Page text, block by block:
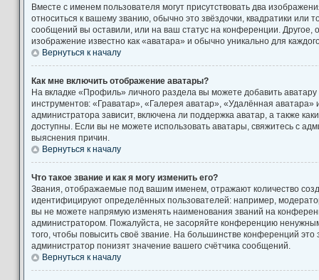
Вместе с именем пользователя могут присутствовать два
относиться к вашему званию, обычно это звёздочки, квадратики или
сообщений вы оставили, или на ваш статус на конференции. Другое,
изображение известно как «аватара» и обычно уникально для
Вернуться к началу
Как мне включить отображение аватары?
На вкладке «Профиль» личного раздела вы можете добавить
инструментов: «Граватар», «Галерея аватар», «Удалённая
администратора зависит, включена ли поддержка аватар, а также
доступны. Если вы не можете использовать аватары, свяжитесь с
выяснения причин.
Вернуться к началу
Что такое звание и как я могу изменить его?
Звания, отображаемые под вашим именем, отражают количество
идентифицируют определённых пользователей: например,
вы не можете напрямую изменять наименования званий на
администратором. Пожалуйста, не засоряйте конференцию
того, чтобы повысить своё звание. На большинстве конференций
администратор понизят значение вашего счётчика сообщений.
Вернуться к началу